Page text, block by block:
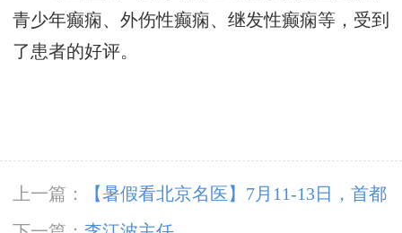
青少年癫痫、外伤性癫痫、继发性癫痫等，受到
了患者的好评。
上一篇：
【暑假看北京名医】7月11-13日，首都